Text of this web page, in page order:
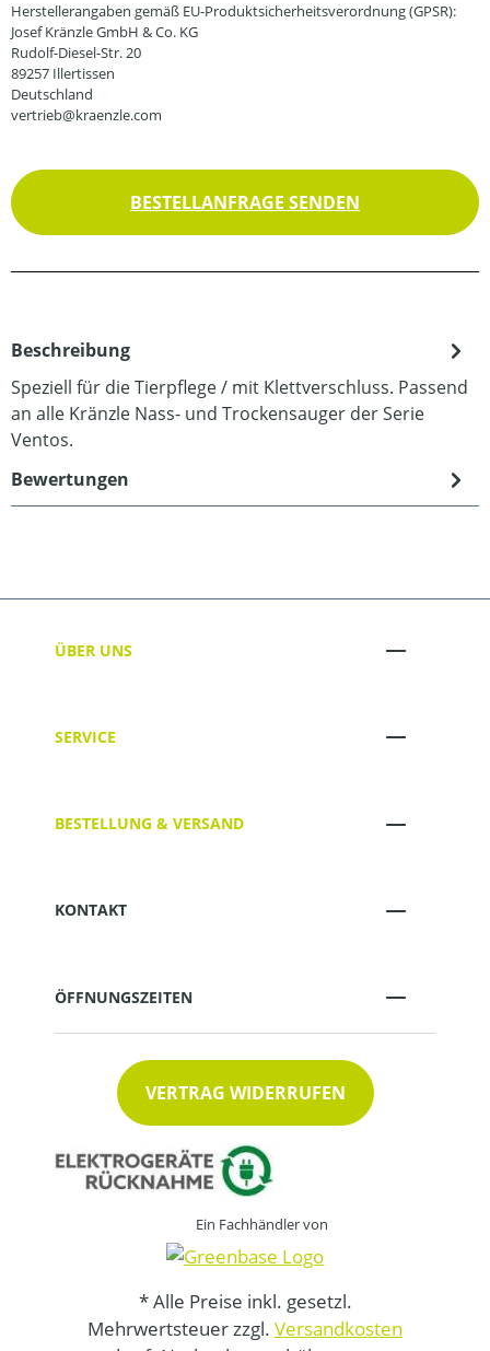
Herstellerangaben gemäß EU-Produktsicherheitsverordnung (GPSR):
Josef Kränzle GmbH & Co. KG
Rudolf-Diesel-Str. 20
89257 Illertissen
Deutschland
vertrieb@kraenzle.com
BESTELLANFRAGE SENDEN
Beschreibung
Speziell für die Tierpflege / mit Klettverschluss. Passend
an alle Kränzle Nass- und Trockensauger der Serie
Ventos.
Bewertungen
ÜBER UNS
SERVICE
BESTELLUNG & VERSAND
KONTAKT
ÖFFNUNGSZEITEN
VERTRAG WIDERRUFEN
Ein Fachhändler von
* Alle Preise inkl. gesetzl.
Mehrwertsteuer zzgl. Versandkosten